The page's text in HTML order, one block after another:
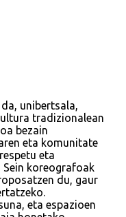
unibertsala,
tradizionalean
bezain
eta komunitate
eta
Sein koreografoak
du, gaur
eta espazioen